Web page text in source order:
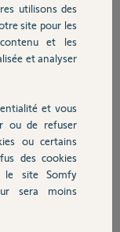
utilisons des
site pour les
et les
et analyser
et vous
ou de refuser
ou certains
des cookies
le site Somfy
sera moins